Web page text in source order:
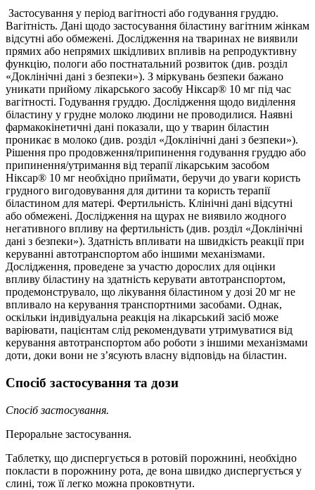
Застосування у період вагітності або годування груддю.
Вагітність. Дані щодо застосування біластину вагітним жінкам
відсутні або обмежені. Дослідження на тваринах не виявили
прямих або непрямих шкідливих впливів на репродуктивну
функцію, пологи або постнатальний розвиток (див. розділ
«Доклінічні дані з безпеки»). З міркувань безпеки бажано
уникати прийому лікарського засобу Ніксар® 10 мг під час
вагітності. Годування груддю. Дослідження щодо виділення
біластину у грудне молоко людини не проводилися. Наявні
фармакокінетичні дані показали, що у тварин біластин
проникає в молоко (див. розділ «Доклінічні дані з безпеки»).
Рішення про продовження/припинення годування груддю або
припинення/утримання від терапії лікарським засобом
Ніксар® 10 мг необхідно приймати, беручи до уваги користь
грудного вигодовування для дитини та користь терапії
біластином для матері. Фертильність. Клінічні дані відсутні
або обмежені. Дослідження на щурах не виявило жодного
негативного впливу на фертильність (див. розділ «Доклінічні
дані з безпеки»). Здатність впливати на швидкість реакції при
керуванні автотранспортом або іншими механізмами.
Дослідження, проведене за участю дорослих для оцінки
впливу біластину на здатність керувати автотранспортом,
продемонструвало, що лікування біластином у дозі 20 мг не
впливало на керування транспортними засобами. Однак,
оскільки індивідуальна реакція на лікарський засіб може
варіювати, пацієнтам слід рекомендувати утримуватися від
керування автотранспортом або роботи з іншими механізмами
доти, доки вони не з’ясують власну відповідь на біластин.
Спосіб застосування та дози
Спосіб застосування.
Пероральне застосування.
Таблетку, що диспергується в ротовій порожнині, необхідно
покласти в порожнину рота, де вона швидко диспергується у
слині, тож її легко можна проковтнути.